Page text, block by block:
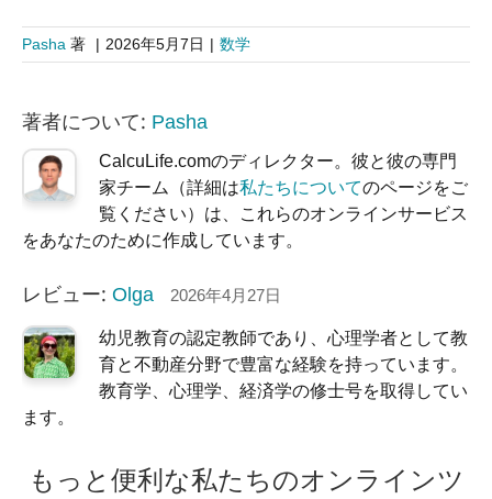
Pasha 著 | 2026年5月7日 | 数学
著者について: Pasha
CalcuLife.comのディレクター。彼と彼の専門
家チーム（詳細は私たちについてのページをご
覧ください）は、これらのオンラインサービス
をあなたのために作成しています。
レビュー: Olga 2026年4月27日
幼児教育の認定教師であり、心理学者として教
育と不動産分野で豊富な経験を持っています。
教育学、心理学、経済学の修士号を取得してい
ます。
もっと便利な私たちのオンラインツ